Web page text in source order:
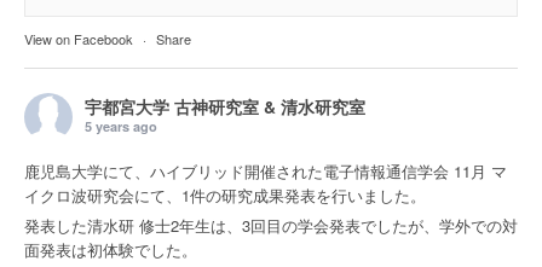
View on Facebook · Share
宇都宮大学 古神研究室 & 清水研究室
5 years ago
鹿児島大学にて、ハイブリッド開催された電子情報通信学会 11月 マ
イクロ波研究会にて、1件の研究成果発表を行いました。
発表した清水研 修士2年生は、3回目の学会発表でしたが、学外での対
面発表は初体験でした。